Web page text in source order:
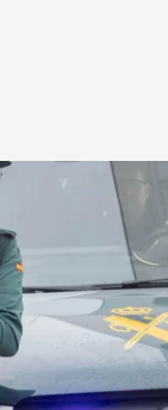
muerte de los
a prisión,